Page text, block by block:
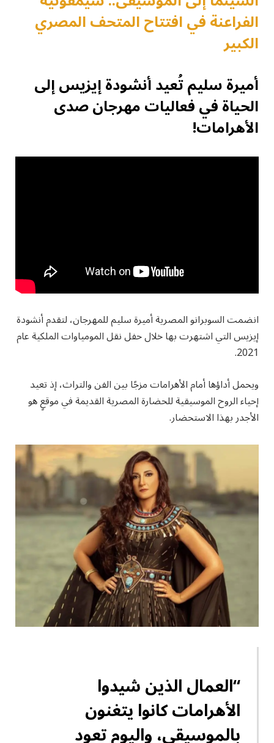
الفراعنة في افتتاح المتحف المصري
الكبير
أميرة سليم تُعيد أنشودة إيزيس إلى
الحياةفي فعاليات مهرجان صدى
الأهرامات!
انضمت السوبرانو المصرية أميرة سليم للمهرجان، لتقدم أنشودة
إيزيس التي اشتهرت بها خلال حفل نقل المومياوات الملكية عام
2021.
ويحمل أداؤها أمام الأهرامات مزجًا بين الفن والتراث، إذ تعيد
إحياء الروح الموسيقية للحضارة المصرية القديمة في موقعٍ هو
الأجدر بهذا الاستحضار.
“العمال الذين شيدوا
الأهرامات كانوا يتغنون
بالموسيقى، واليوم تعود